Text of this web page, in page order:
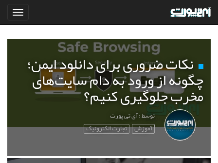
نکات ضروری برای دانلود ایمن؛
چگونه از ورود به دام سایت‌های
مخرب جلوگیری کنیم؟
توسط : آی تی پورت
آموزش تجارت الکترونیک